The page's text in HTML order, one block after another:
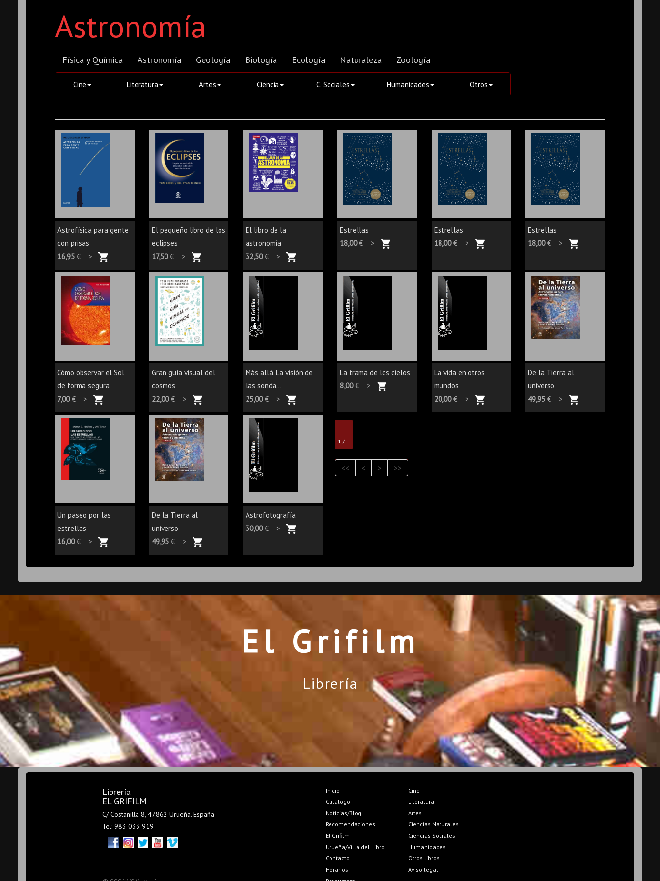
Astronomía
Física y Química Astronomía Geología Biología Ecología Naturaleza Zoología
Cine Literatura Artes Ciencia C. Sociales Humanidades Otros
Astrofísica para gente
con prisas
16,95 € >
El pequeño libro de los
eclipses
17,50€ >
El libro de la
astronomía
32,50€ >
Estrellas
18,00€ >
Estrellas
18,00€ >
Estrellas
18,00€ >
Cómo observar el Sol
de forma segura
7,00€ >
Gran guía visual del
cosmos
22,00€ >
Más allá. La visión de
las sonda...
25,00€ >
La trama de los cielos
8,00€ >
La vida en otros
mundos
20,00€ >
De la Tierra al
universo
49,95 € >
Un paseo por las
estrellas
16,00€ >
De la Tierra al
universo
49,95€ >
Astrofotografía
30,00€ >
1 / 1
<< < > >>
El Grifilm
Librería
Librería
EL GRIFILM
C/ Costanilla 8, 47862 Urueña. España
Tel: 983 033 919
Inicio
Catálogo
Noticias/Blog
Recomendaciones
El Grifilm
Urueña/Villa del Libro
Contacto
Horarios
Cine
Literatura
Artes
Ciencias Naturales
Ciencias Sociales
Humanidades
Otros libros
Aviso legal